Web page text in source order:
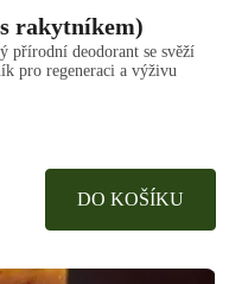
rakytníkem)
přírodní deodorant se svěží
pro regeneraci a výživu
DO KOŠÍKU